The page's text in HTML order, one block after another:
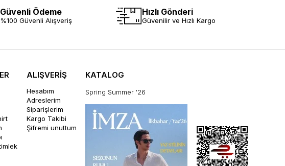
Güvenli Ödeme
%100 Güvenli Alışveriş
Hızlı Gönderi
Güvenilir ve Hızlı Kargo
ALIŞVERİŞ
Hesabım
Adreslerim
Siparişlerim
Kargo Takibi
Şifremi unuttum
KATALOG
Spring Summer '26